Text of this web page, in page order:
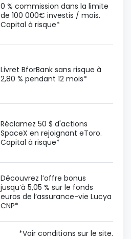
0 % commission dans la limite
de 100 000€ investis / mois.
Capital à risque*
Livret BforBank sans risque à
2,80 % pendant 12 mois*
Réclamez 50 $ d'actions
SpaceX en rejoignant eToro.
Capital à risque*
Découvrez l’offre bonus
jusqu’à 5,05 % sur le fonds
euros de l’assurance-vie Lucya
CNP*
*Voir conditions sur le site.